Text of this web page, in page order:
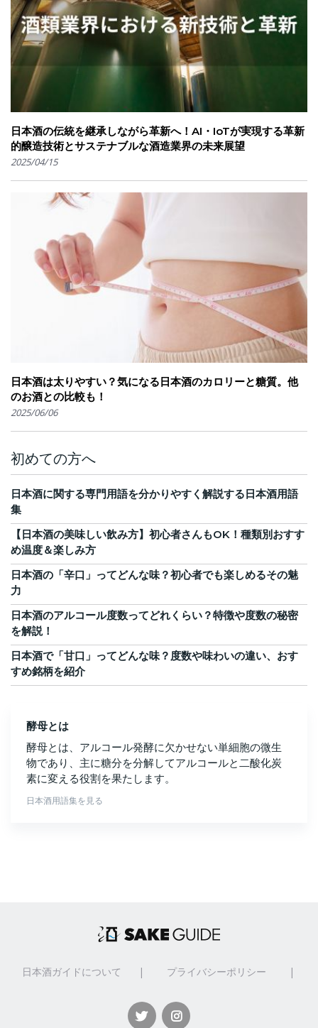
日本酒の伝統を継承しながら革新へ！AI・IoTが実現する革新
的醸造技術とサステナブルな酒造業界の未来展望
2025/04/15
日本酒は太りやすい？気になる日本酒のカロリーと糖質。他
のお酒との比較も！
2025/06/06
初めての方へ
日本酒に関する専門用語を分かりやすく解説する日本酒用語
集
【日本酒の美味しい飲み方】初心者さんもOK！種類別おすす
め温度＆楽しみ方
日本酒の「辛口」ってどんな味？初心者でも楽しめるその魅
力
日本酒のアルコール度数ってどれくらい？特徴や度数の秘密
を解説！
日本酒で「甘口」ってどんな味？度数や味わいの違い、おす
すめ銘柄を紹介
酵母とは
酵母とは、アルコール発酵に欠かせない単細胞の微生
物であり、主に糖分を分解してアルコールと二酸化炭
素に変える役割を果たします。
日本酒用語集を見る
日本酒ガイドについて | プライバシーポリシー |